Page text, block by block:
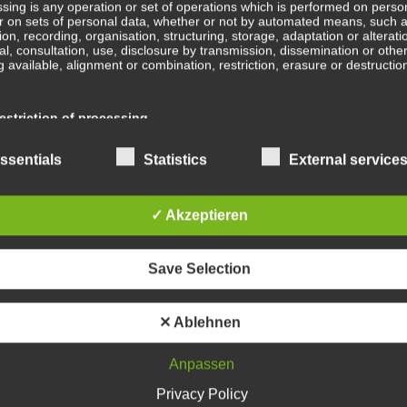
is any operation or set of operations which is performed on
on sets of personal data, whether or not by automated means, such
recording, organisation, structuring, storage, adaptation or
consultation, use, disclosure by transmission, dissemination or
available, alignment or combination, restriction, erasure or
of processing
of processing is the marking of stored personal data with the aim
their processing in the future.
means any form of automated processing of personal data consisting
of personal data to evaluate certain personal aspects relating to a
in particular to analyse or predict aspects concerning that natural
at work, economic situation, health, personal preferences,
behaviour, location or movements.
Statistics External services
✓ Akzeptieren
Save Selection
✕ Ablehnen
Anpassen
Privacy Policy